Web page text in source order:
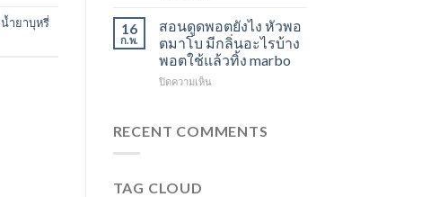
น้ำยาบุหรี่
ทิ้ง
ใกล้
ฉัน
ชาร์จ
กี่
นาที
vmc
5000
switch
พอต
ใช้
แล้ว
ทิ้ง
มา
16
ก.พ.
สอนดูดพอตยังไง หัวพอ
ตมาโบ มีกลิ่นอะไรบ้าง
พอตใช้แล้วทิ้ง marbo
ปิดความเห็นบน
พอ
RECENT COMMENTS
TAG CLOUD